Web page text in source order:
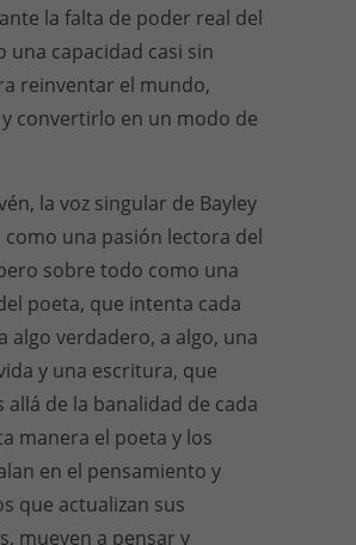
la falta de poder real del
una capacidad casi sin
reinventar el mundo,
convertirlo en un modo de
la voz singular de Bayley
como una pasión lectora del
sobre todo como una
poeta, que intenta cada
algo verdadero, a algo, una
y una escritura, que
allá de la banalidad de cada
manera el poeta y los
en el pensamiento y
que actualizan sus
mueven a pensar y